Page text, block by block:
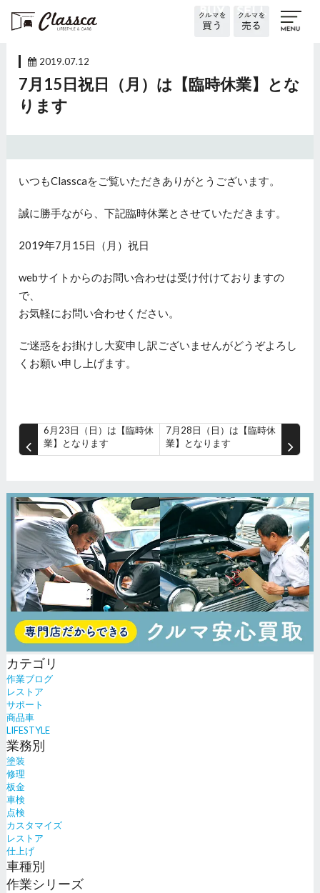
2019.07.12
7月15日祝日（月）は【臨時休業】とな
ります
いつもClasscaをご覧いただきありがとうございます。
誠に勝手ながら、下記臨時休業とさせていただきます。
2019年7月15日（月）祝日
webサイトからのお問い合わせは受け付けておりますの
で、
お気軽にお問い合わせください。
ご迷惑をお掛けし大変申し訳ございませんがどうぞよろし
くお願い申し上げます。
6月23日（日）は【臨時休
業】となります
7月28日（日）は【臨時休
業】となります
カテゴリ
作業ブログ
レストア
サポート
商品車
LIFESTYLE
業務別
塗装
修理
板金
車検
点検
カスタマイズ
レストア
仕上げ
車種別
作業シリーズ